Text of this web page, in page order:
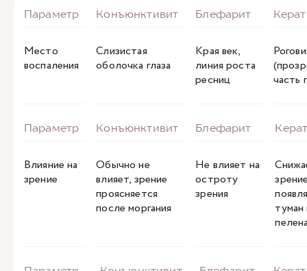
Место
воспаления
Слизистая
оболочка глаза
Края век,
линия роста
ресниц
часть
Влияние на
зрение
Обычно не
влияет, зрение
проясняется
после моргания
Не влияет на
остроту
зрения